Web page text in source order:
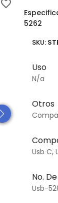
5262
SKU:
Uso
N/a
Otros
Usb C,
No.
Usb-